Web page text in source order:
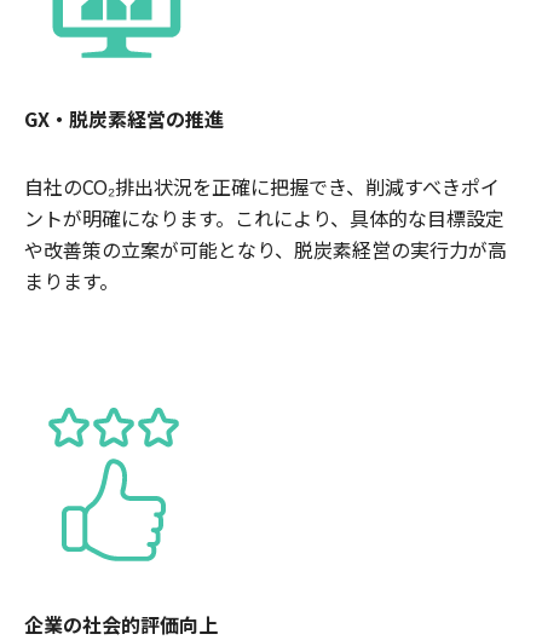
GX・脱炭素経営の推進
自社のCO₂排出状況を正確に把握でき、削減すべきポイ
ントが明確になります。これにより、具体的な目標設定
や改善策の立案が可能となり、脱炭素経営の実行力が高
まります。
企業の社会的評価向上